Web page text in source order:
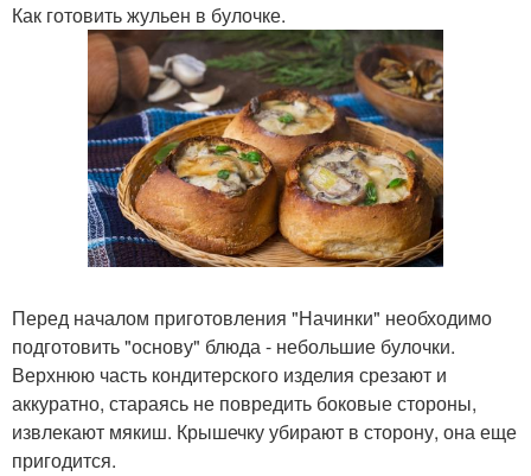
Как готовить жульен в булочке.
Перед началом приготовления "Начинки" необходимо
подготовить "основу" блюда - небольшие булочки.
Верхнюю часть кондитерского изделия срезают и
аккуратно, стараясь не повредить боковые стороны,
извлекают мякиш. Крышечку убирают в сторону, она еще
пригодится.